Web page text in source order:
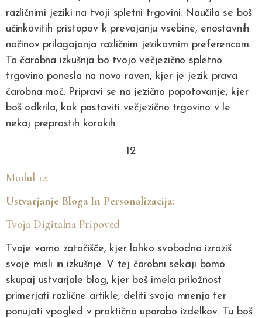
različnimi jeziki na tvoji spletni trgovini. Naučila se boš
učinkovitih pristopov k prevajanju vsebine, enostavnih
načinov prilagajanja različnim jezikovnim preferencam.
Ta čarobna izkušnja bo tvojo večjezično spletno
trgovino ponesla na novo raven, kjer je jezik prava
čarobna moč. Pripravi se na jezično popotovanje, kjer
boš odkrila, kak postaviti večjezično trgovino v le
nekaj preprostih korakih.
12
Modul 12:
Ustvarjanje Bloga In Personalizacija:
Tvoja Digitalna Pripoved
Tvoje varno zatočišče, kjer lahko svobodno izraziš
svoje misli in izkušnje. V tej čarobni sekciji bomo
skupaj ustvarjale blog, kjer boš imela priložnost
primerjati različne artikle, deliti svoja mnenja ter
ponujati vpogled v praktično uporabo izdelkov. Tu boš